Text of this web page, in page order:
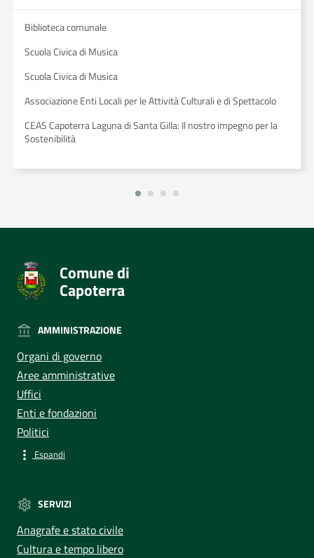
Biblioteca comunale
Scuola Civica di Musica
Scuola Civica di Musica
Associazione Enti Locali per le Attività Culturali e di Spettacolo
CEAS Capoterra Laguna di Santa Gilla: Il nostro impegno per la
Sostenibilità
Comune di
Capoterra
AMMINISTRAZIONE
Organi di governo
Aree amministrative
Uffici
Enti e fondazioni
Politici
Espandi
SERVIZI
Anagrafe e stato civile
Cultura e tempo libero